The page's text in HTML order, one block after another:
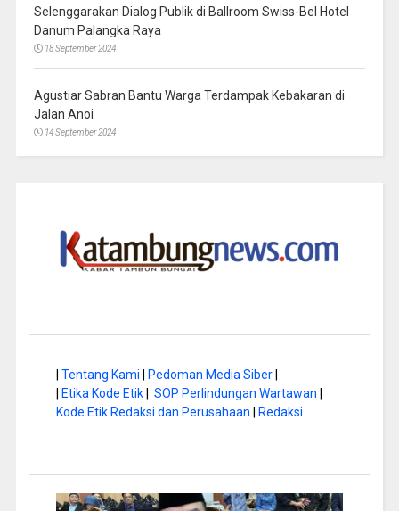
Selenggarakan Dialog Publik di Ballroom Swiss-Bel Hotel
Danum Palangka Raya
18 September 2024
Agustiar Sabran Bantu Warga Terdampak Kebakaran di
Jalan Anoi
14 September 2024
Tentang Kami Pedoman Media Siber|
Etika Kode Etik| SOP Perlindungan Wartawan
Kode Etik Redaksi dan Perusahaan
Redaksi